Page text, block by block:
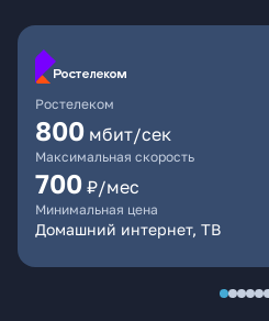
Ростелеком
800 мбит/сек
Максимальная скорость
700 ₽/мес
Минимальная цена
Домашний интернет, ТВ